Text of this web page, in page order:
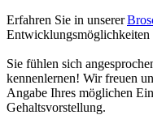
Erfahren Sie in unserer
Entwicklungsmöglichkeiten
Sie fühlen sich
kennenlernen! Wir freuen
Angabe Ihres möglichen
Gehaltsvorstellung.